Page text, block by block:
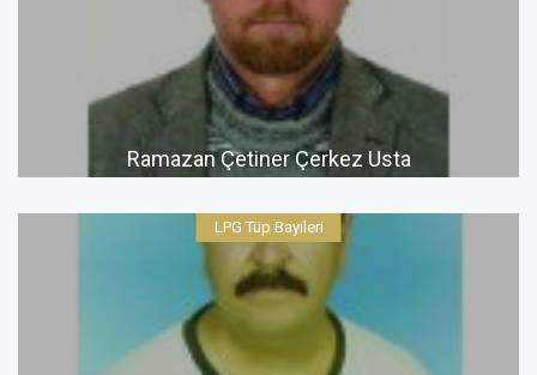
Ramazan Çetiner Çerkez Usta
LPG Tüp Bayileri